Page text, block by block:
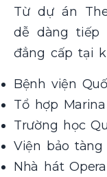
Từ dự án
dễ dàng tiếp
đẳng cấp tại
Bệnh viện
Tổ hợp Marina
Trường học
Viện bảo
Nhà hát